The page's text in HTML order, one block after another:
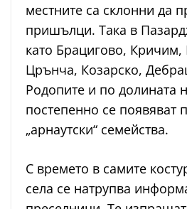
местните са склонни да
пришълци. Така в
като Брацигово, Кричим,
Црънча, Козарско,
Родопите и по долината
постепенно се появяват
„арнаутски“ семейства.
С времето в самите
села се натрупва